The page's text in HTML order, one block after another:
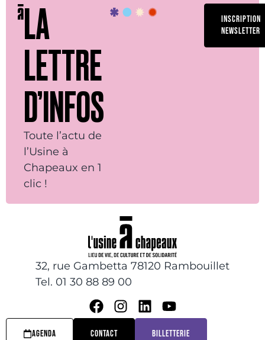
LA
LETTRE
D’INFOS
Toute l’actu de
l’Usine à
Chapeaux en 1
clic !
INSCRIPTION
NEWSLETTER
32, rue Gambetta 78120 Rambouillet
Tel. 01 30 88 89 00
AGENDA CONTACT BILLETTERIE